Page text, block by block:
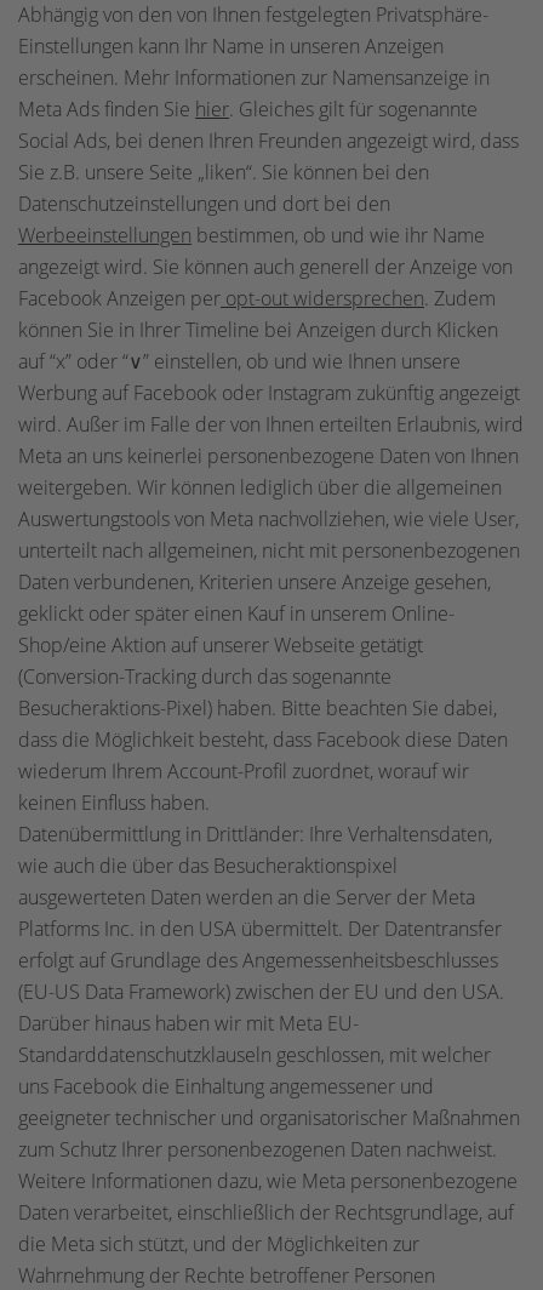
Abhängig von den von Ihnen festgelegten Privatsphäre-
Einstellungen kann Ihr Name in unseren Anzeigen
erscheinen. Mehr Informationen zur Namensanzeige in
Meta Ads finden Sie hier. Gleiches gilt für sogenannte
Social Ads, bei denen Ihren Freunden angezeigt wird, dass
Sie z.B. unsere Seite „liken“. Sie können bei den
Datenschutzeinstellungen und dort bei den
Werbeeinstellungen bestimmen, ob und wie ihr Name
angezeigt wird. Sie können auch generell der Anzeige von
Facebook Anzeigen per opt-out widersprechen. Zudem
können Sie in Ihrer Timeline bei Anzeigen durch Klicken
auf “x” oder “∨” einstellen, ob und wie Ihnen unsere
Werbung auf Facebook oder Instagram zukünftig angezeigt
wird. Außer im Falle der von Ihnen erteilten Erlaubnis, wird
Meta an uns keinerlei personenbezogene Daten von Ihnen
weitergeben. Wir können lediglich über die allgemeinen
Auswertungstools von Meta nachvollziehen, wie viele User,
unterteilt nach allgemeinen, nicht mit personenbezogenen
Daten verbundenen, Kriterien unsere Anzeige gesehen,
geklickt oder später einen Kauf in unserem Online-
Shop/eine Aktion auf unserer Webseite getätigt
(Conversion-Tracking durch das sogenannte
Besucheraktions-Pixel) haben. Bitte beachten Sie dabei,
dass die Möglichkeit besteht, dass Facebook diese Daten
wiederum Ihrem Account-Profil zuordnet, worauf wir
keinen Einfluss haben.
Datenübermittlung in Drittländer: Ihre Verhaltensdaten,
wie auch die über das Besucheraktionspixel
ausgewerteten Daten werden an die Server der Meta
Platforms Inc. in den USA übermittelt. Der Datentransfer
erfolgt auf Grundlage des Angemessenheitsbeschlusses
(EU-US Data Framework) zwischen der EU und den USA.
Darüber hinaus haben wir mit Meta EU-
Standarddatenschutzklauseln geschlossen, mit welcher
uns Facebook die Einhaltung angemessener und
geeigneter technischer und organisatorischer Maßnahmen
zum Schutz Ihrer personenbezogenen Daten nachweist.
Weitere Informationen dazu, wie Meta personenbezogene
Daten verarbeitet, einschließlich der Rechtsgrundlage, auf
die Meta sich stützt, und der Möglichkeiten zur
Wahrnehmung der Rechte betroffener Personen